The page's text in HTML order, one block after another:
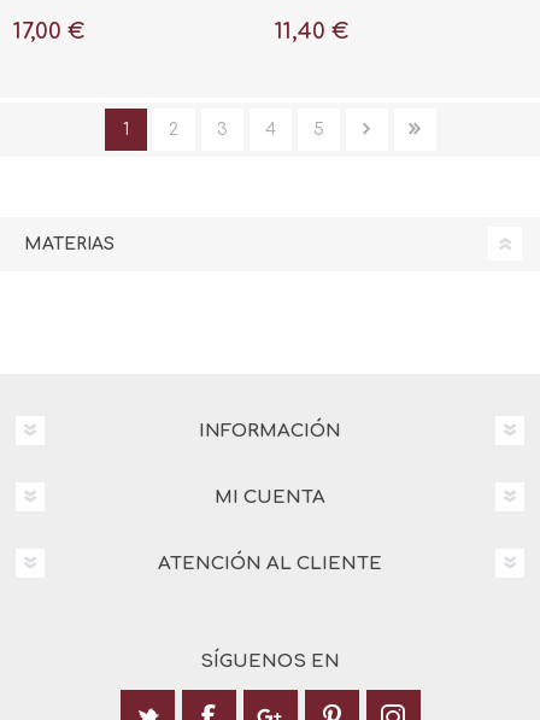
17,00 € 11,40 €
1 2 3 4 5
MATERIAS
INFORMACIÓN
MI CUENTA
ATENCIÓN AL CLIENTE
SÍGUENOS EN